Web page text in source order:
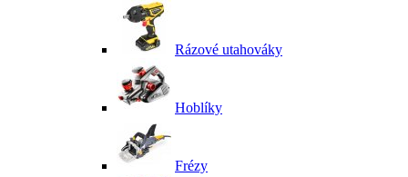
Rázové utahováky
Hoblíky
Frézy